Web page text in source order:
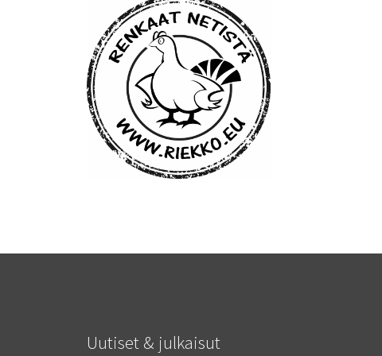
Uutiset & julkaisut